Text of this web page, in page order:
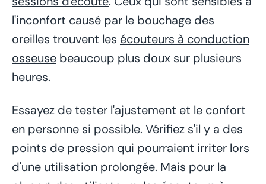
l'inconfort causé par le bouchage des
oreilles trouvent les écouteurs à conduction
osseuse beaucoup plus doux sur plusieurs
heures.
Essayez de tester l'ajustement et le confort
en personne si possible. Vérifiez s'il y a des
points de pression qui pourraient irriter lors
d'une utilisation prolongée. Mais pour la